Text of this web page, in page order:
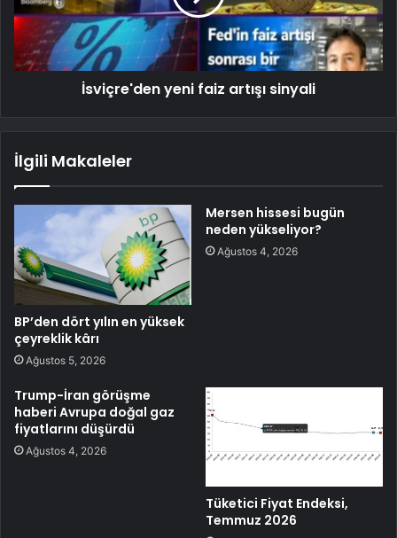
İsviçre'den yeni faiz artışı sinyali
İlgili Makaleler
BP’den dört yılın en yüksek
çeyreklik kârı
Ağustos 5, 2026
Mersen hissesi bugün
neden yükseliyor?
Ağustos 4, 2026
Trump-İran görüşme
haberi Avrupa doğal gaz
fiyatlarını düşürdü
Ağustos 4, 2026
Tüketici Fiyat Endeksi,
Temmuz 2026